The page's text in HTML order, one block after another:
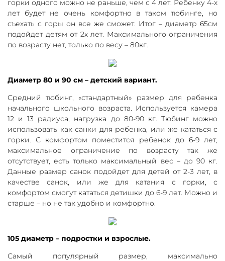
горки одного можно не раньше, чем с 4 лет. Ребенку 4-х
лет будет не очень комфортно в таком тюбинге, но
съехать с горы он все же сможет. Итог – диаметр 65см
подойдет детям от 2х лет. Максимального ограничения
по возрасту нет, только по весу – 80кг.
Диаметр 80 и 90 см – детский вариант.
Средний тюбинг, «стандартный» размер для ребенка
начального школьного возраста. Используется камера
12 и 13 радиуса, нагрузка до 80-90 кг. Тюбинг можно
использовать как санки для ребенка, или же кататься с
горки. С комфортом поместится ребенок до 6-9 лет,
максимальное ограничение по возрасту так же
отсутствует, есть только максимальный вес – до 90 кг.
Данные размер санок подойдет для детей от 2-3 лет, в
качестве санок, или же для катания с горки, с
комфортом смогут кататься детишки до 6-9 лет. Можно и
старше – но не так удобно и комфортно.
105 диаметр – подростки и взрослые.
Самый популярный размер, максимально